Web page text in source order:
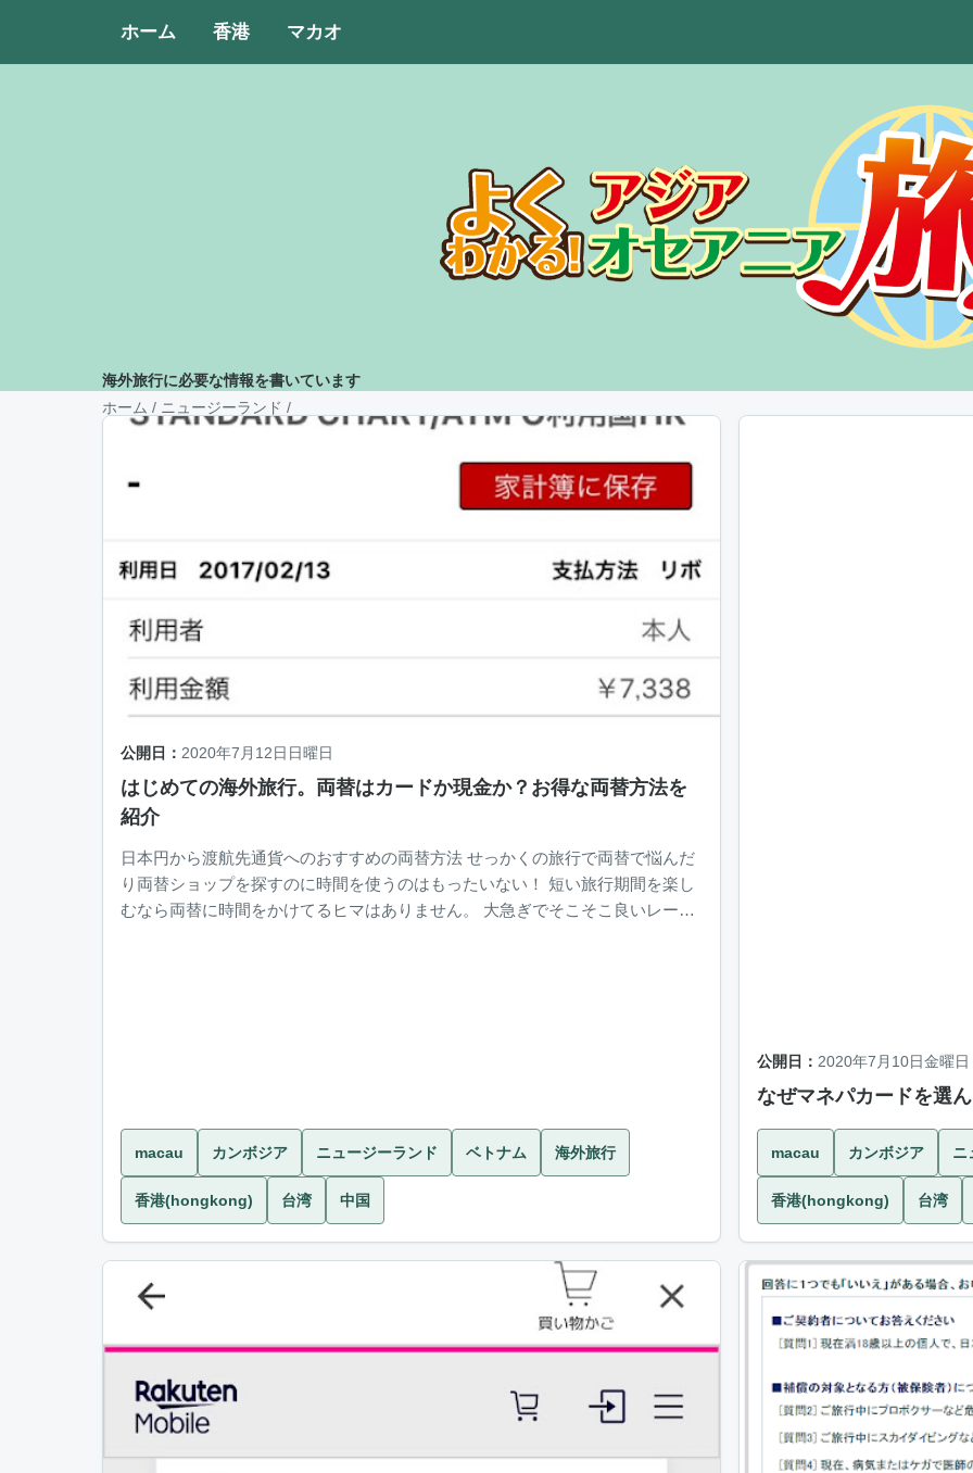
ホーム 香港 マカオ
海外旅行に必要な情報を書いています
ホーム / ニュージーランド /
公開日：2020年7月12日日曜日
はじめての海外旅行。両替はカードか現金か？お得な両替方法を
紹介
日本円から渡航先通貨へのおすすめの両替方法 せっかくの旅行で両替で悩んだ
り両替ショップを探すのに時間を使うのはもったいない！ 短い旅行期間を楽し
むなら両替に時間をかけてるヒマはありません。 大急ぎでそこそこ良いレート
macau カンボジア ニュージーランド ベトナム 海外旅行
香港(hongkong) 台湾 中国
公開日： 2020年7月10日金曜日
なぜマネパカードを選
macau カンボジア ニ
香港(hongkong) 台湾